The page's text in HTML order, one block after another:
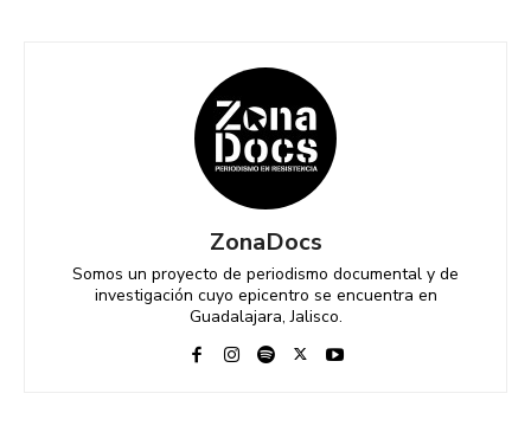
ZonaDocs
Somos un proyecto de periodismo documental y de
investigación cuyo epicentro se encuentra en
Guadalajara, Jalisco.